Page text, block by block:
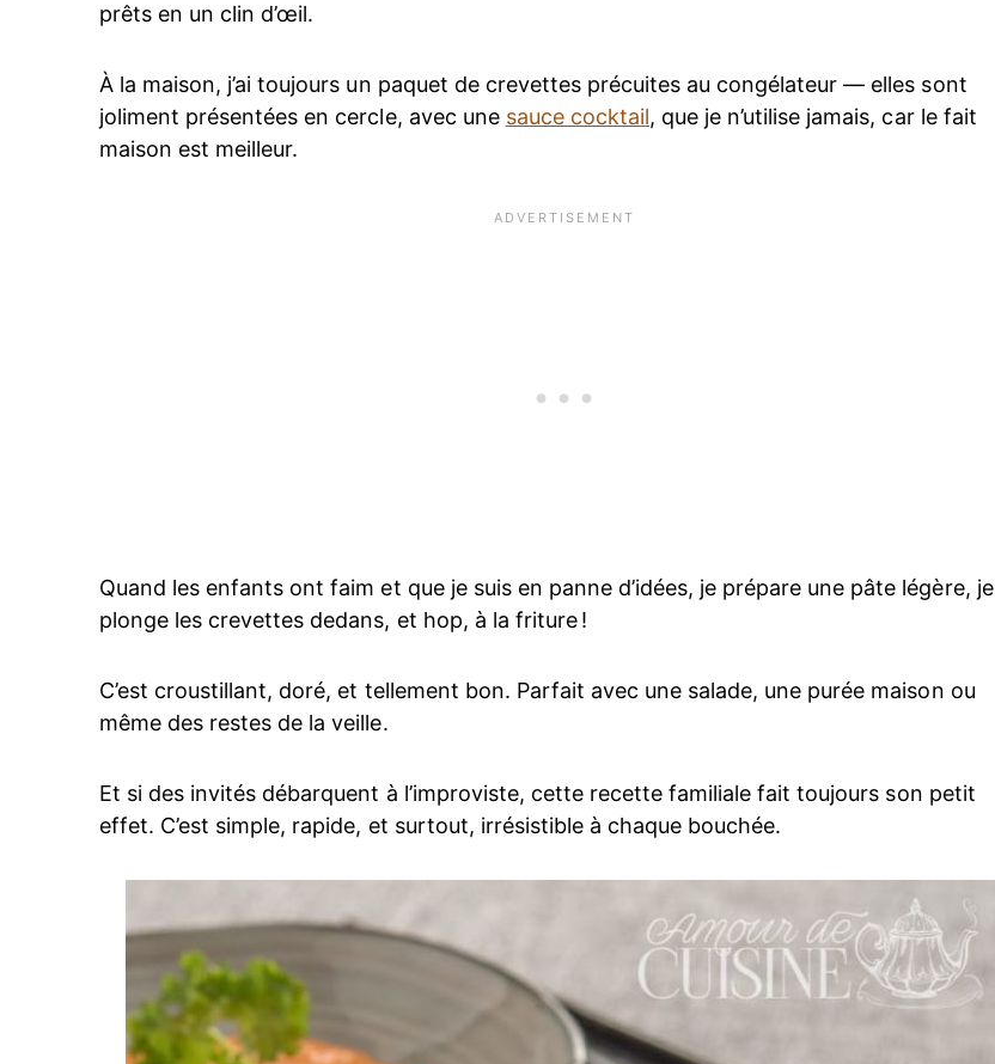
prêts en un clin d’œil.
À la maison, j’ai toujours un paquet de crevettes précuites au congélateur — elles sont
joliment présentées en cercle, avec une sauce cocktail, que je n’utilise jamais, car le fait
maison est meilleur.
Quand les enfants ont faim et que je suis en panne d’idées, je prépare une pâte légère, je
plonge les crevettes dedans, et hop, à la friture !
C’est croustillant, doré, et tellement bon. Parfait avec une salade, une purée maison ou
même des restes de la veille.
Et si des invités débarquent à l’improviste, cette recette familiale fait toujours son petit
effet. C’est simple, rapide, et surtout, irrésistible à chaque bouchée.